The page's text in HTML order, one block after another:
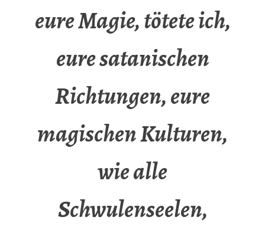
eure Magie, tötete ich,
eure satanischen
Richtungen, eure
magischen Kulturen,
wie alle
Schwulenseelen,